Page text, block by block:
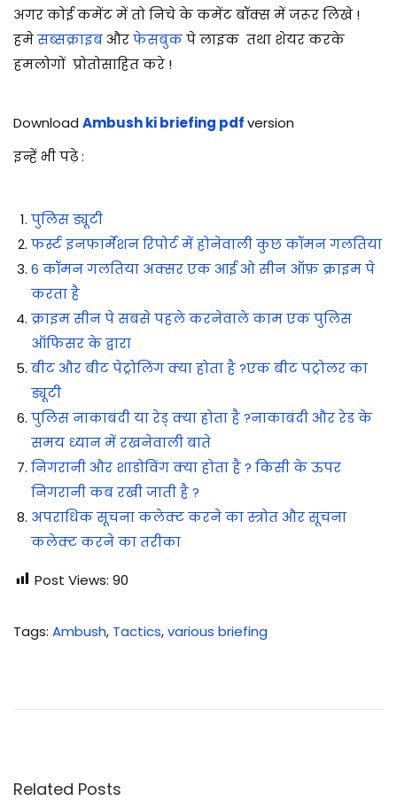
अगर कोई कमेंट में तो निचे के कमेंट बॉक्स में जरूर लिखे !
हमेसब्सक्राइबऔरफेसबुकपे लाइक तथा शेयर करके
हमलोगों प्रोतोसाहित करे !
Download Ambush ki briefing pdfversion
इन्हें भी पढ़े :
पुलिस ड्यूटी
फर्स्ट इनफार्मेशन रिपोर्ट में होनेवाली कुछ कॉमन गलतिया
6 कॉमन गलतिया अक्सर एक आई ओ सीन ऑफ़ क्राइम पे
करता है
क्राइम सीन पे सबसे पहले करनेवाले काम एक पुलिस
ऑफिसर के द्वारा
बीट और बीट पेट्रोलिंग क्या होता है ?एक बीट पट्रोलर का
ड्यूटी
पुलिस नाकाबंदी या रेड् क्या होता है ?नाकाबंदी और रेड के
समय ध्यान में रखनेवाली बाते
निगरानी और शाडोविंग क्या होता है ? किसी के ऊपर
निगरानी कब रखी जाती है ?
अपराधिक सूचना कलेक्ट करने का स्त्रोत और सूचना
कलेक्ट करने का तरीका
Post Views: 90
Tags: Ambush, Tactics,various briefing
रि
Related Posts